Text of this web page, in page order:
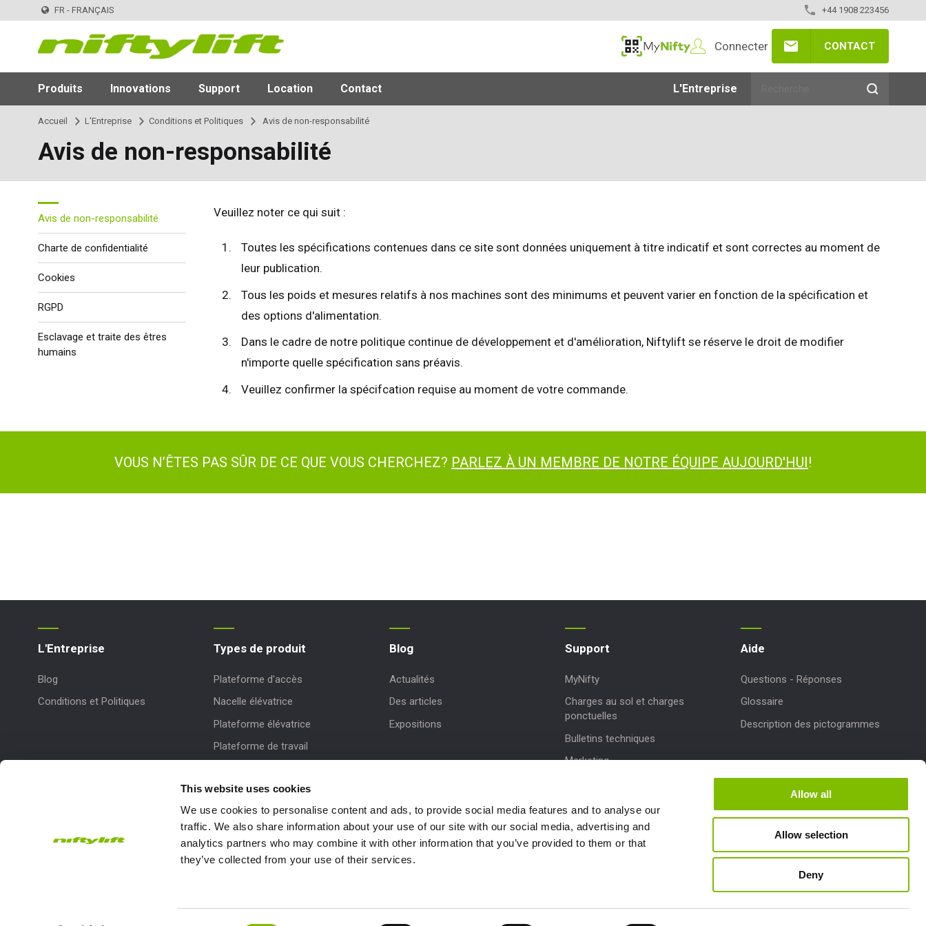
This website uses cookies
We use cookies to personalise content and ads, to provide social media features and to analyse our
traffic. We also share information about your use of our site with our social media, advertising and
analytics partners who may combine it with other information that you’ve provided to them or that
they’ve collected from your use of their services.
Allow all
Allow selection
Deny
FR - FRANÇAIS +44 1908 223456
MyNifty
Connecter CONTACT
Produits Innovations Support Location Contact L'Entreprise
Accueil L'Entreprise Conditions et Politiques Avis de non-responsabilité
Avis de non-responsabilité
Veuillez noter ce qui suit :
Toutes les spécifications contenues dans ce site sont données uniquement à titre indicatif et sont correctes au moment de
leur publication.
Tous les poids et mesures relatifs à nos machines sont des minimums et peuvent varier en fonction de la spécification et
des options d'alimentation.
Dans le cadre de notre politique continue de développement et d'amélioration, Niftylift se réserve le droit de modifier
n'importe quelle spécification sans préavis.
Veuillez confirmer la spécifcation requise au moment de votre commande.
Avis de non-responsabilité
Charte de confidentialité
Cookies
RGPD
Esclavage et traite des êtres
humains
VOUS N’ÊTES PAS SÛR DE CE QUE VOUS CHERCHEZ? PARLEZ À UN MEMBRE DE NOTRE ÉQUIPE AUJOURD'HUI!
L'Entreprise
Blog
Conditions et Politiques
Types de produit
Plateforme d'accès
Nacelle élévatrice
Plateforme élévatrice
Plateforme de travail
Blog
Actualités
Des articles
Expositions
Support
MyNifty
Charges au sol et charges
ponctuelles
Bulletins techniques
Marketing
Assistance de Niftylink
NiftyPRO
Aide
Questions - Réponses
Glossaire
Description des pictogrammes
Niftylift Ltd will use the information you provide on this form to be in
touch with you and to provide updates and marketing.
Royaume-Uni
English
English
Allemagne
Deutsch